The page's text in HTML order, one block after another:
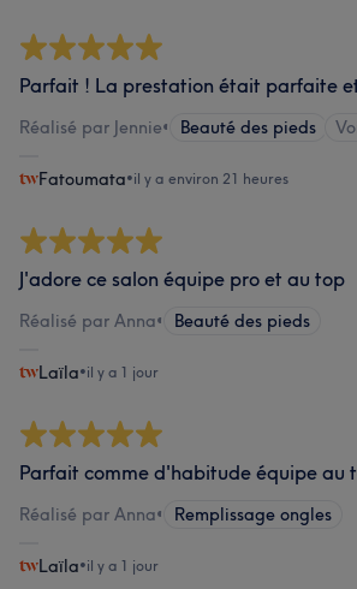
Parfait ! La prestation était parfaite
Réalisé par Jennie• Beauté des pieds
Fatoumata•il y a environ 21 heures
J'adore ce salon équipe pro et au top
Réalisé par Anna• Beauté des pieds
Laïla•il y a 1 jour
Parfait comme d'habitude équipe au
Réalisé par Anna• Remplissage ongles
Laïla•il y a 1 jour